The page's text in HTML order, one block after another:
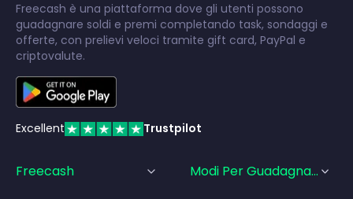
Freecash è una piattaforma dove gli utenti possono
guadagnare soldi e premi completando task, sondaggi e
offerte, con prelievi veloci tramite gift card, PayPal e
criptovalute.
Excellent Trustpilot
Freecash Modi Per Guadagnare